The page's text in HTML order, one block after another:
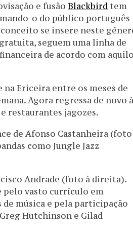
e fusão Blackbird tem
o do público português
se insere neste
seguem uma linha de
de acordo com aquilo
na Ericeira entre os meses de
Agora regressa de novo à
restaurantes jagozes.
de Afonso Castanheira (foto
como Jungle Jazz
Andrade (foto à direita).
pelo vasto currículo em
música e pela participação
Hutchinson e Gilad